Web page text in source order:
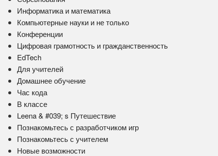
Информатика и математика
Компьютерные науки и не только
Конференции
Цифровая грамотность и гражданственность
EdTech
Для учителей
Домашнее обучение
Час кода
В классе
Leena & #039; s Путешествие
Познакомьтесь с разработчиком игр
Познакомьтесь с учителем
Новые возможности